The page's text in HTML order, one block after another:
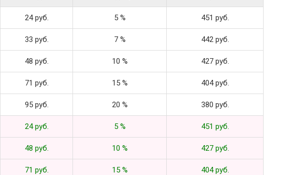
24 руб. 5 % 451 руб.
33 руб. 7 % 442 руб.
48 руб. 10 % 427 руб.
71 руб. 15 % 404 руб.
95 руб. 20 % 380 руб.
24 руб. 5 % 451 руб.
48 руб. 10 % 427 руб.
71 руб. 15 % 404 руб.